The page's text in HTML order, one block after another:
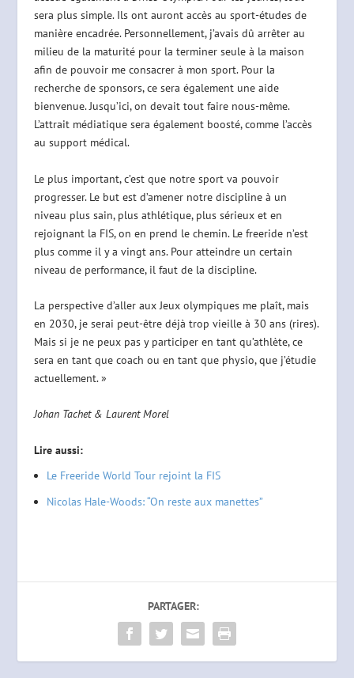
sera plus simple. Ils ont auront accès au sport-études de
manière encadrée. Personnellement, j’avais dû arrêter au
milieu de la maturité pour la terminer seule à la maison
afin de pouvoir me consacrer à mon sport. Pour la
recherche de sponsors, ce sera également une aide
bienvenue. Jusqu’ici, on devait tout faire nous-même.
L’attrait médiatique sera également boosté, comme l’accès
au support médical.
Le plus important, c’est que notre sport va pouvoir
progresser. Le but est d’amener notre discipline à un
niveau plus sain, plus athlétique, plus sérieux et en
rejoignant la FIS, on en prend le chemin. Le freeride n’est
plus comme il y a vingt ans. Pour atteindre un certain
niveau de performance, il faut de la discipline.
La perspective d’aller aux Jeux olympiques me plaît, mais
en 2030, je serai peut-être déjà trop vieille à 30 ans (rires).
Mais si je ne peux pas y participer en tant qu’athlète, ce
sera en tant que coach ou en tant que physio, que j’étudie
actuellement. »
Johan Tachet & Laurent Morel
Lire aussi:
Le Freeride World Tour rejoint la FIS
Nicolas Hale-Woods: “On reste aux manettes”
PARTAGER: